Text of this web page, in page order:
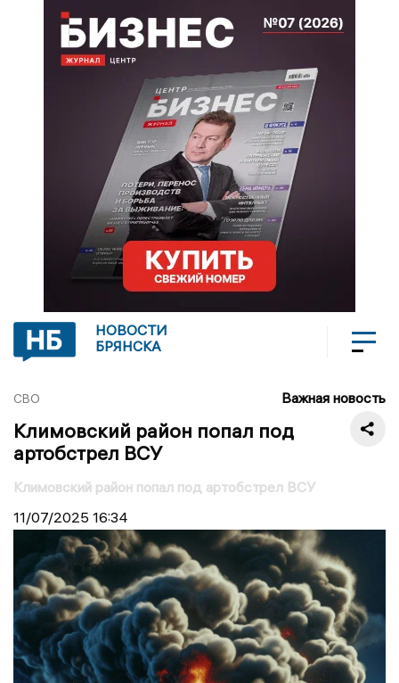
НОВОСТИ
БРЯНСКА
СВО Важная новость
Климовский район попал под
артобстрел ВСУ
Климовский район попал под артобстрел ВСУ
11/07/2025 16:34